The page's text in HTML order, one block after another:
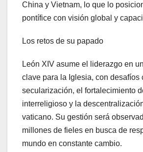
China y Vietnam, lo que lo
pontífice con visión global y
Los retos de su papado
León XIV asume el liderazgo en
clave para la Iglesia, con desafíos
secularización, el fortalecimiento
interreligioso y la
vaticano. Su gestión será
millones de fieles en busca de
mundo en constante cambio.